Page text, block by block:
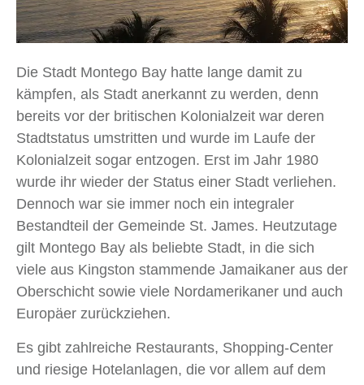
Die Stadt Montego Bay hatte lange damit zu
kämpfen, als Stadt anerkannt zu werden, denn
bereits vor der britischen Kolonialzeit war deren
Stadtstatus umstritten und wurde im Laufe der
Kolonialzeit sogar entzogen. Erst im Jahr 1980
wurde ihr wieder der Status einer Stadt verliehen.
Dennoch war sie immer noch ein integraler
Bestandteil der Gemeinde St. James. Heutzutage
gilt Montego Bay als beliebte Stadt, in die sich
viele aus Kingston stammende Jamaikaner aus der
Oberschicht sowie viele Nordamerikaner und auch
Europäer zurückziehen.
Es gibt zahlreiche Restaurants, Shopping-Center
und riesige Hotelanlagen, die vor allem auf dem